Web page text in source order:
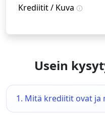
Krediitit / Kuva
Usein
1. Mitä krediitit ovat ja